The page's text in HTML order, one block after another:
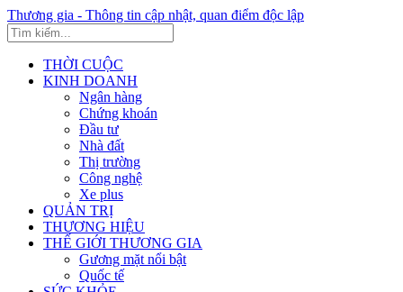
Thương gia - Thông tin cập nhật, quan điểm độc lập
THỜI CUỘC
KINH DOANH
Ngân hàng
Chứng khoán
Đầu tư
Nhà đất
Thị trường
Công nghệ
Xe plus
QUẢN TRỊ
THƯƠNG HIỆU
THẾ GIỚI THƯƠNG GIA
Gương mặt nổi bật
Quốc tế